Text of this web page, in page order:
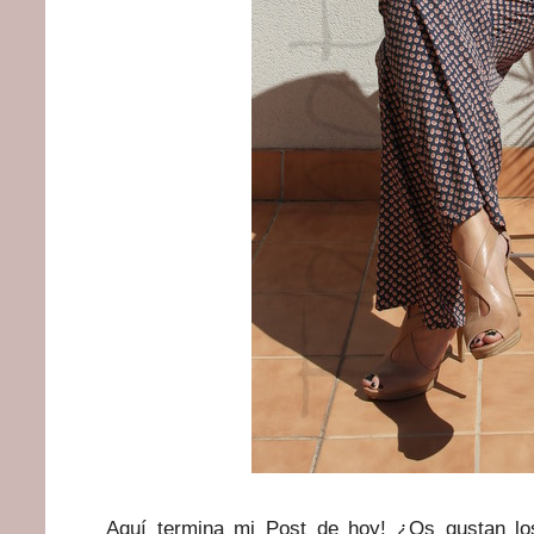
Aquí termina mi Post de hoy! ¿Os gustan